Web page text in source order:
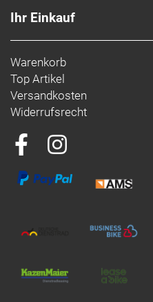
Ihr Einkauf
Warenkorb
Top Artikel
Versandkosten
Widerrufsrecht